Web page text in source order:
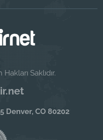
Saklıdır.
Denver, CO 80202